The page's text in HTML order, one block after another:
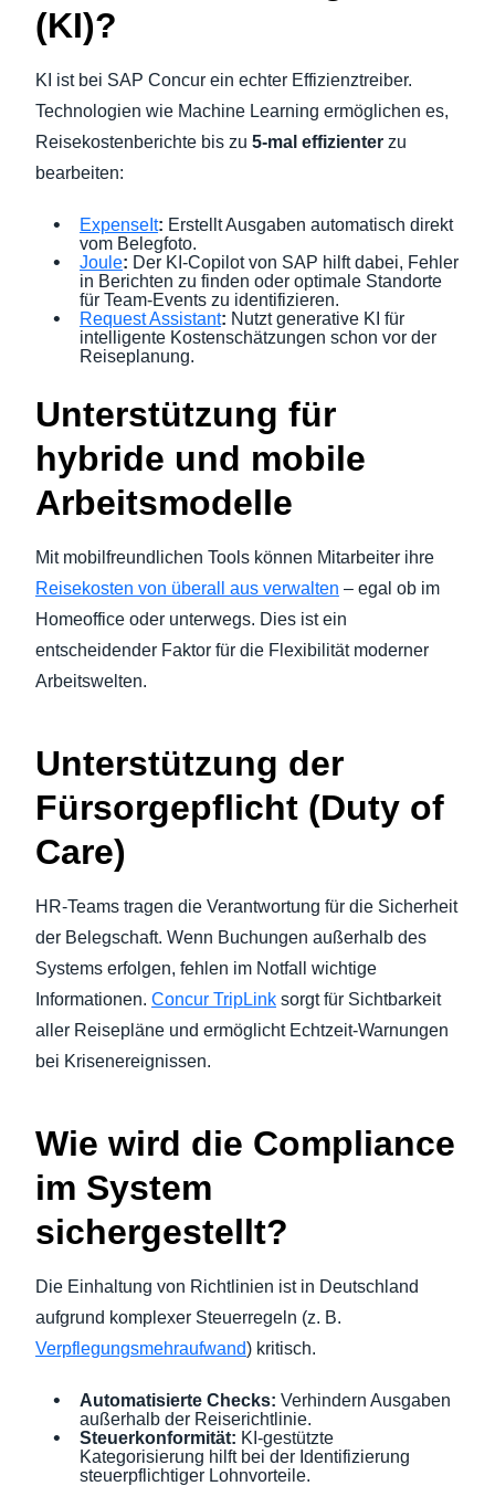
(KI)?
KI ist bei SAP Concur ein echter Effizienztreiber.
Technologien wie Machine Learning ermöglichen es,
Reisekostenberichte bis zu 5-mal effizienter zu
bearbeiten:
ExpenseIt: Erstellt Ausgaben automatisch direkt
vom Belegfoto.
Joule: Der KI-Copilot von SAP hilft dabei, Fehler
in Berichten zu finden oder optimale Standorte
für Team-Events zu identifizieren.
Request Assistant: Nutzt generative KI für
intelligente Kostenschätzungen schon vor der
Reiseplanung.
Unterstützung für
hybride und mobile
Arbeitsmodelle
Mit mobilfreundlichen Tools können Mitarbeiter ihre
Reisekosten von überall aus verwalten – egal ob im
Homeoffice oder unterwegs. Dies ist ein
entscheidender Faktor für die Flexibilität moderner
Arbeitswelten.
Unterstützung der
Fürsorgepflicht (Duty of
Care)
HR-Teams tragen die Verantwortung für die Sicherheit
der Belegschaft. Wenn Buchungen außerhalb des
Systems erfolgen, fehlen im Notfall wichtige
Informationen. Concur TripLink sorgt für Sichtbarkeit
aller Reisepläne und ermöglicht Echtzeit-Warnungen
bei Krisenereignissen.
Wie wird die Compliance
im System
sichergestellt?
Die Einhaltung von Richtlinien ist in Deutschland
aufgrund komplexer Steuerregeln (z. B.
Verpflegungsmehraufwand) kritisch.
Automatisierte Checks: Verhindern Ausgaben
außerhalb der Reiserichtlinie.
Steuerkonformität: KI-gestützte
Kategorisierung hilft bei der Identifizierung
steuerpflichtiger Lohnvorteile.